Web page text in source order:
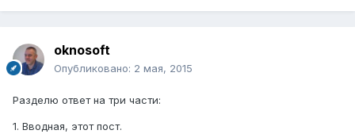
oknosoft
Опубликовано: 2 мая, 2015
Разделю ответ на три части:
1. Вводная, этот пост.